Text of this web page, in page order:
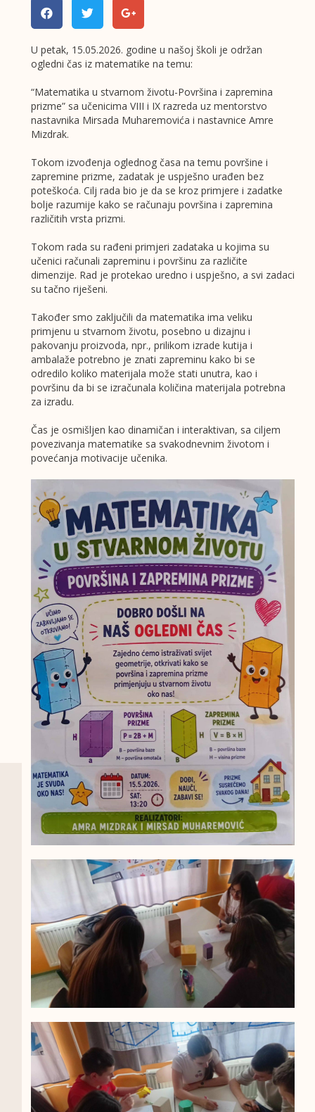
U petak, 15.05.2026. godine u našoj školi je održan
ogledni čas iz matematike na temu:
“Matematika u stvarnom životu-Površina i zapremina
prizme” sa učenicima VIII i IX razreda uz mentorstvo
nastavnika Mirsada Muharemovića i nastavnice Amre
Mizdrak.
Tokom izvođenja oglednog časa na temu površine i
zapremine prizme, zadatak je uspješno urađen bez
poteškoća. Cilj rada bio je da se kroz primjere i zadatke
bolje razumije kako se računaju površina i zapremina
različitih vrsta prizmi.
Tokom rada su rađeni primjeri zadataka u kojima su
učenici računali zapreminu i površinu za različite
dimenzije. Rad je protekao uredno i uspješno, a svi zadaci
su tačno riješeni.
Također smo zaključili da matematika ima veliku
primjenu u stvarnom životu, posebno u dizajnu i
pakovanju proizvoda, npr., prilikom izrade kutija i
ambalaže potrebno je znati zapreminu kako bi se
odredilo koliko materijala može stati unutra, kao i
površinu da bi se izračunala količina materijala potrebna
za izradu.
Čas je osmišljen kao dinamičan i interaktivan, sa ciljem
povezivanja matematike sa svakodnevnim životom i
povećanja motivacije učenika.